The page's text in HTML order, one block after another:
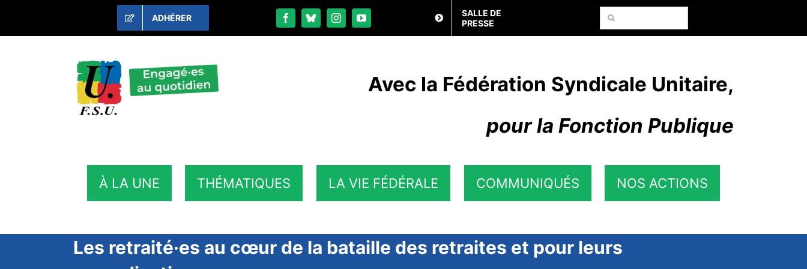
contenu
ADHÉRER
SALLE DE
PRESSE
Rechercher:
Avec la Fédération Syndicale Unitaire,
pour la Fonction Publique
À LA UNE THÉMATIQUES LA VIE FÉDÉRALE COMMUNIQUÉS NOS ACTIONS
Les retraité·es au cœur de la bataille des retraites et pour leurs